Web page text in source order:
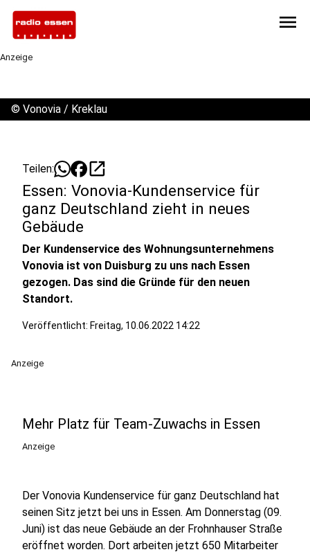
menu
Anzeige
© Vonovia / Kreklau
Teilen: open_in_new
Essen: Vonovia-Kundenservice für
ganz Deutschland zieht in neues
Gebäude
Der Kundenservice des Wohnungsunternehmens
Vonovia ist von Duisburg zu uns nach Essen
gezogen. Das sind die Gründe für den neuen
Standort.
Veröffentlicht: Freitag, 10.06.2022 14:22
Anzeige
Mehr Platz für Team-Zuwachs in Essen
Anzeige
Der Vonovia Kundenservice für ganz Deutschland hat
seinen Sitz jetzt bei uns in Essen. Am Donnerstag (09.
Juni) ist das neue Gebäude an der Frohnhauser Straße
eröffnet worden. Dort arbeiten jetzt 650 Mitarbeiter